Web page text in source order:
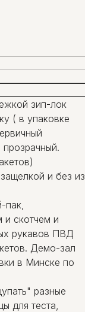
зип-лок
( в упаковке
и без из
пак,
и скотчем и
рукавов ПВД
Демо-зал
в Минске по
разные
для теста,